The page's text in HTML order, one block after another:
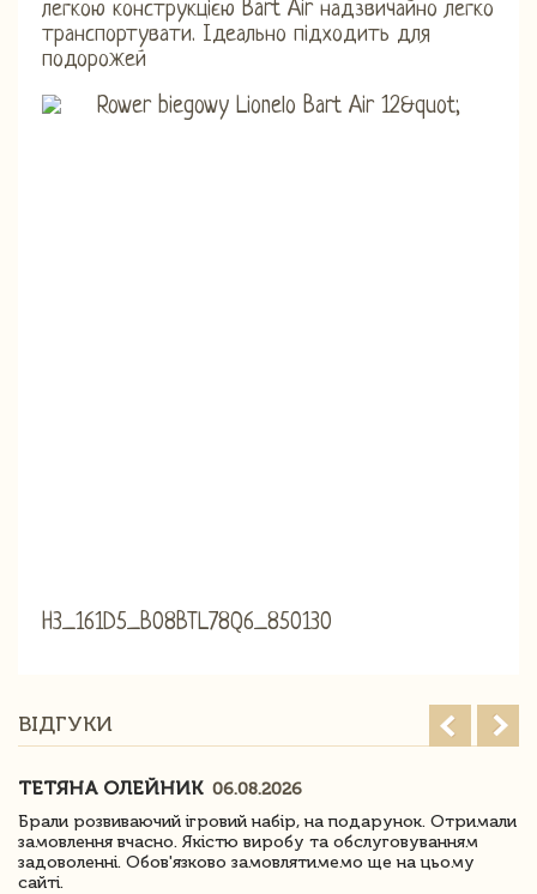
легкою конструкцією Bart Air надзвичайно легко
транспортувати. Ідеально підходить для
подорожей
H3_161D5_B08BTL78Q6_850130
ВІДГУКИ
ТЕТЯНА ОЛЕЙНИК 06.08.2026
Брали розвиваючий ігровий набір, на подарунок. Отримали
замовлення вчасно. Якістю виробу та обслуговуванням
задоволенні. Обов'язково замовлятимемо ще на цьому
сайті.